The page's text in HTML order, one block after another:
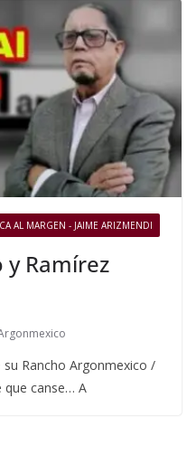
AL MARGEN - JAIME ARIZMENDI
y Ramírez
Rancho Argonmexico /
que canse… A